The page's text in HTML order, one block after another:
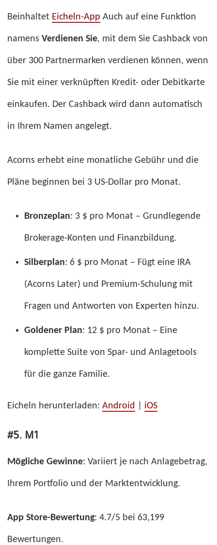
Beinhaltet Eicheln-App Auch auf eine Funktion
namens Verdienen Sie, mit dem Sie Cashback von
über 300 Partnermarken verdienen können, wenn
Sie mit einer verknüpften Kredit- oder Debitkarte
einkaufen. Der Cashback wird dann automatisch
in Ihrem Namen angelegt.
Acorns erhebt eine monatliche Gebühr und die
Pläne beginnen bei 3 US-Dollar pro Monat.
Bronzeplan: 3 $ pro Monat – Grundlegende
Brokerage-Konten und Finanzbildung.
Silberplan: 6 $ pro Monat – Fügt eine IRA
(Acorns Later) und Premium-Schulung mit
Fragen und Antworten von Experten hinzu.
Goldener Plan: 12 $ pro Monat – Eine
komplette Suite von Spar- und Anlagetools
für die ganze Familie.
Eicheln herunterladen: Android iOS
#5. M1
Mögliche Gewinne: Variiert je nach Anlagebetrag,
Ihrem Portfolio und der Marktentwicklung.
App Store-Bewertung: 4.7/5 bei 63,199
Bewertungen.